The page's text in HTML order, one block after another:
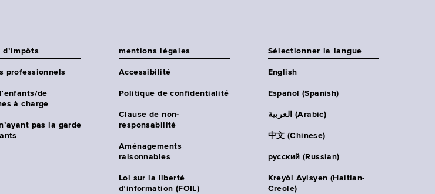
professionnels
de
à charge
pas la garde
mentions légales
Accessibilité
Politique de confidentialité
Clause de non-
responsabilité
Aménagements
raisonnables
Loi sur la liberté
d’information (FOIL)
Sélectionner la langue
English
Español (Spanish)
العربية (Arabic)
中文 (Chinese)
русский (Russian)
Kreyòl Ayisyen (Haitian-
Creole)